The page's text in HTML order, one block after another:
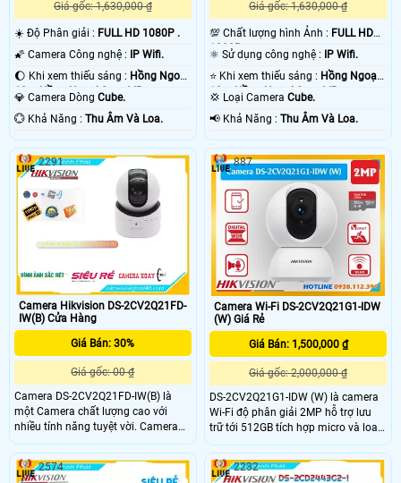
Giá gốc: 1,630,000 ₫
☀️ Độ Phân giải : FULL HD 1080P .
🌠 Camera Công nghệ :
IP Wifi.
🌔 Khi xem thiếu sáng : Hồng Ngoại
10m Hồng Ngoại Smart IR.
💎 Camera Dòng Cube.
️💮 Khả Năng : Thu Âm Và Loa.
Giá gốc: 1,630,000 ₫
💯 Chất lượng hình Ảnh : FULL HD
1080P .
⚛️ Sử dụng công nghệ :
IP Wifi.
⭐ Khi xem thiếu sáng : Hồng Ngoại
10m Hồng Ngoại Smart IR.
💢 Loại CameraCube.
️📢 Khả Năng :Thu Âm Và Loa.
Camera Hikvision DS-2CV2Q21FD-
IW(B) Cửa Hàng
Giá Bán: 30%
Giá gốc: 00 ₫
Camera DS-2CV2Q21FD-IW(B) là
một Camera chất lượng cao với
nhiều tính năng tuyệt vời. Camera
được trang bị hồng ngoại Smart IR,
giúp quan sát trong nhà được tốt
hơn và rõ nét hơn trong điều kiện
2291
Camera Wi-Fi DS-2CV2Q21G1-IDW
(W) Giá Rẻ
Giá Bán: 1,500,000 ₫
Giá gốc: 2,000,000 ₫
DS-2CV2Q21G1-IDW (W) là camera
Wi-Fi độ phân giải 2MP hỗ trợ lưu
trữ tới 512GB tích hợp micro và loa
hai chiều tính năng phát hiện người
với công nghệ Motion 2.0. Khả năng
chống ngược sáng DWDR và giảm
887
2574 2232